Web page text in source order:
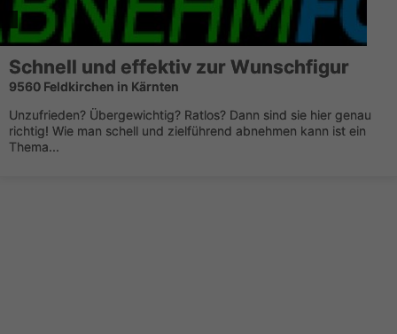
Schnell und effektiv zur Wunschfigur
9560 Feldkirchen in Kärnten
Unzufrieden? Übergewichtig? Ratlos? Dann sind sie hier genau
richtig! Wie man schell und zielführend abnehmen kann ist ein
Thema...